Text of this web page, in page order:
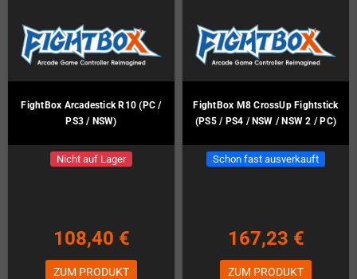
FightBox Arcadestick R10 (PC /
PS3 / NSW)
Nicht auf Lager
108,40 €
ZUM PRODUKT
FightBox M8 CrossUp Fightstick
(PS5 / PS4 / NSW / NSW 2 / PC)
Schon fast ausverkauft
167,23 €
ZUM PRODUKT